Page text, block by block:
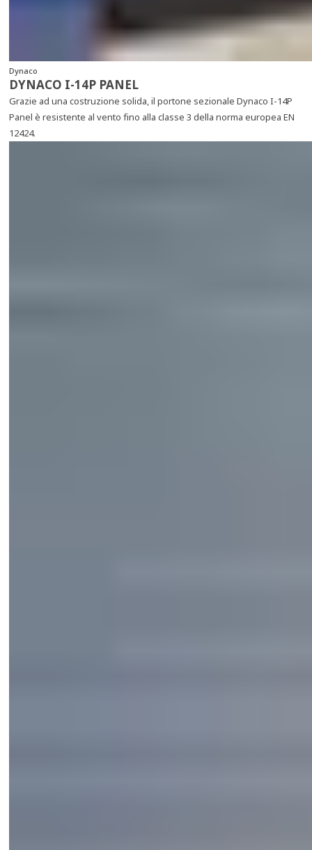
Dynaco
DYNACO I-14P PANEL
Grazie ad una costruzione solida, il portone sezionale Dynaco I-14P
Panel è resistente al vento fino alla classe 3 della norma europea EN
12424.